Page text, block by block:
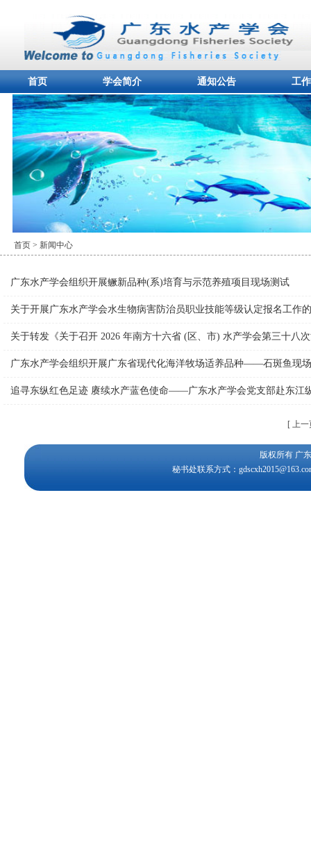
首页 学会简介 通知公告 工
首页 > 新闻中心
广东水产学会组织开展鳜新品种(系)培育与示范养殖项目现场测试
关于开展广东水产学会水生物病害防治员职业技能等级认定报名工作
关于转发《关于召开 2026 年南方十六省 (区、市) 水产学会第三十八
广东水产学会组织开展广东省现代化海洋牧场适养品种——石斑鱼现
追寻东纵红色足迹 赓续水产蓝色使命——广东水产学会党支部赴东江
[ 上一
版权所有
秘书处联系方式：